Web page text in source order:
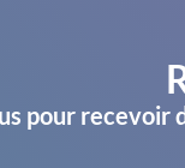
pour recevoir